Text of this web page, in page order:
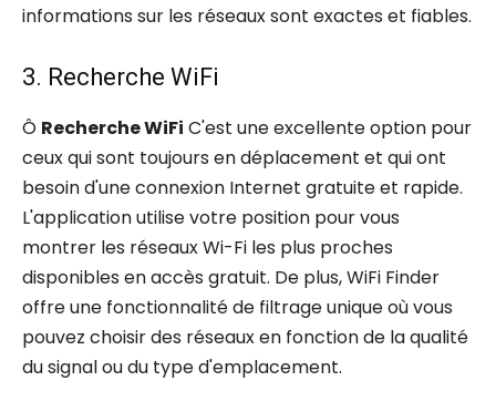
informations sur les réseaux sont exactes et fiables.
3. Recherche WiFi
Ô Recherche WiFi C'est une excellente option pour
ceux qui sont toujours en déplacement et qui ont
besoin d'une connexion Internet gratuite et rapide.
L'application utilise votre position pour vous
montrer les réseaux Wi-Fi les plus proches
disponibles en accès gratuit. De plus, WiFi Finder
offre une fonctionnalité de filtrage unique où vous
pouvez choisir des réseaux en fonction de la qualité
du signal ou du type d'emplacement.